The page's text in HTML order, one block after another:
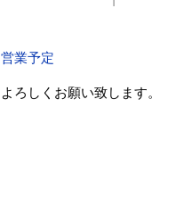
営業予定
よろしくお願い致します。